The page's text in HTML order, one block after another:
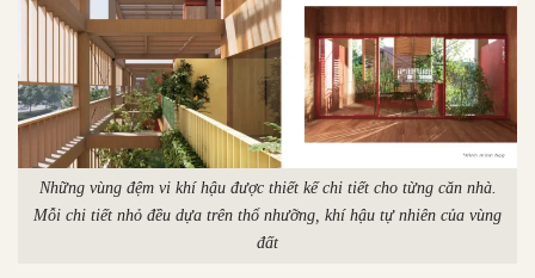
Những vùng đệm vi khí hậu được thiết kế chi tiết cho từng căn nhà.
Mỗi chi tiết nhỏ đều dựa trên thổ nhưỡng, khí hậu tự nhiên của vùng
đất